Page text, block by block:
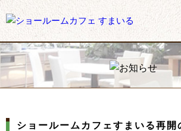
ショールームカフェすまいる再開